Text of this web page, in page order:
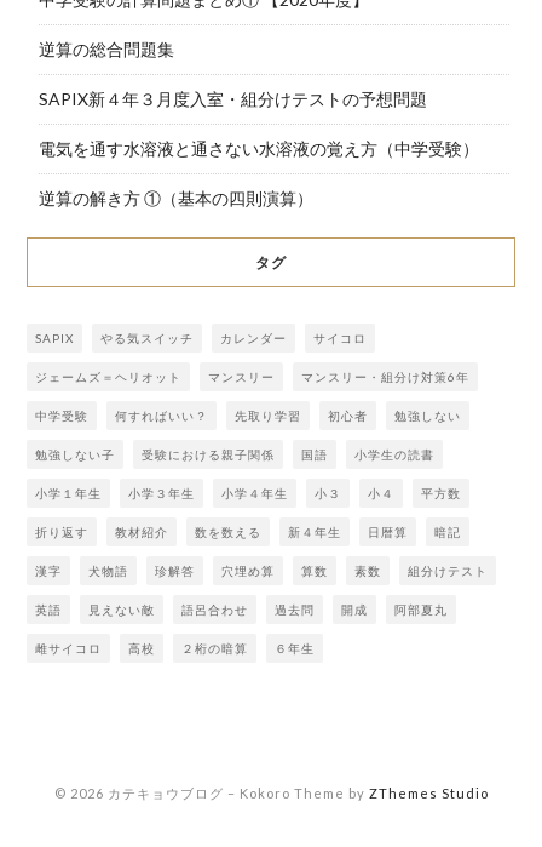
逆算の総合問題集
SAPIX新４年３月度入室・組分けテストの予想問題
電気を通す水溶液と通さない水溶液の覚え方（中学受験）
逆算の解き方 ①（基本の四則演算）
タグ
SAPIX やる気スイッチ カレンダー サイコロ
ジェームズ＝ヘリオット マンスリー マンスリー・組分け対策6年
中学受験 何すればいい？ 先取り学習 初心者 勉強しない
勉強しない子 受験における親子関係 国語 小学生の読書
小学１年生 小学３年生 小学４年生 小３ 小４ 平方数
折り返す 教材紹介 数を数える 新４年生 日暦算 暗記
漢字 犬物語 珍解答 穴埋め算 算数 素数 組分けテスト
英語 見えない敵 語呂合わせ 過去問 開成 阿部夏丸
雌サイコロ 高校 ２桁の暗算 ６年生
© 2026 カテキョウブログ – Kokoro Theme by ZThemes Studio